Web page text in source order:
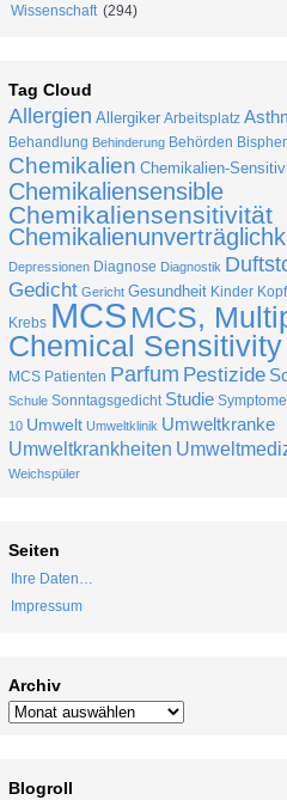
Wissenschaft (294)
Tag Cloud
Allergien Allergiker Arbeitsplatz
Behandlung Behinderung Behörden
Chemikalien Chemikalien-
Chemikaliensensible
Chemikaliensensitivität
Depressionen Diagnose Diagnostik
Gedicht Gericht Gesundheit Kinder
Krebs MCS MCS,
Chemical Sensitivity
MCS Patienten Parfum Pestizide
Schule Sonntagsgedicht Studie Symptome
10 Umwelt Umweltklinik Umweltkranke
Umweltkrankheiten
Weichspüler
Seiten
Ihre Daten…
Impressum
Archiv
Blogroll